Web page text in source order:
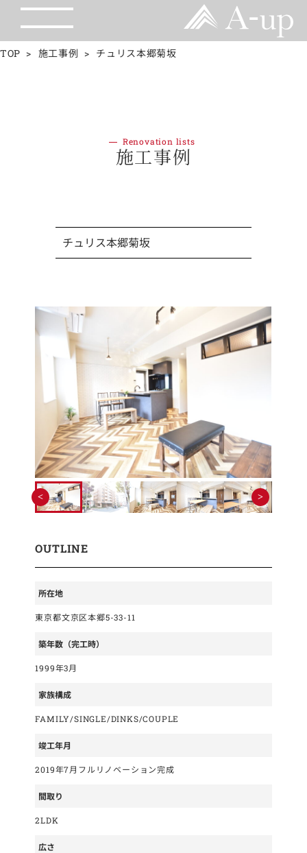
TOP 施工事例 チュリス本郷菊坂
Renovation lists
施工事例
チュリス本郷菊坂
OUTLINE
所在地
東京都文京区本郷5-33-11
築年数（完工時）
1999年3月
家族構成
FAMILY/SINGLE/DINKS/COUPLE
竣工年月
2019年7月フルリノベーション完成
間取り
2LDK
広さ